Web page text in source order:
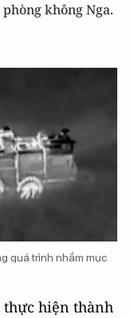
không Nga.
quá trình nhắm mục
hiện thành